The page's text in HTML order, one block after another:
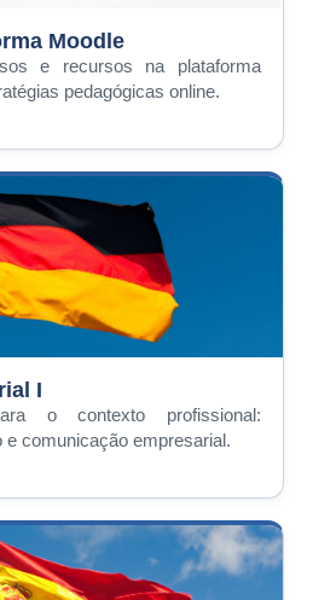
Moodle
e recursos na plataforma
pedagógicas online.
I
o contexto profissional:
e comunicação empresarial.